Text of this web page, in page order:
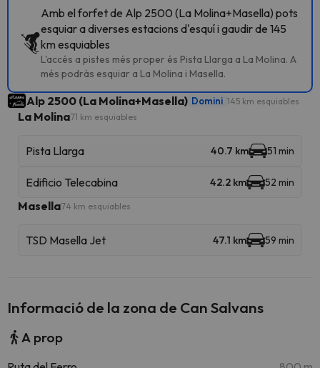
Amb el forfet de Alp 2500 (La Molina+Masella) pots
esquiar a diverses estacions d'esquí i gaudir de 145
km esquiables
L'accés a pistes més proper és Pista Llarga a La Molina. A
més podràs esquiar a La Molina i Masella.
Alp 2500 (La Molina+Masella) Domini 145 km esquiables
La Molina71 km esquiables
Pista Llarga 40.7 km 51 min
Edificio Telecabina 42.2 km 52 min
Masella74 km esquiables
TSD Masella Jet 47.1 km 59 min
Informació de la zona de Can Salvans
A prop